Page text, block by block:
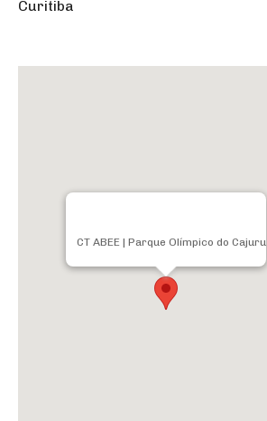
Curitiba
CT ABEE | Parque Olímpico do Cajuru